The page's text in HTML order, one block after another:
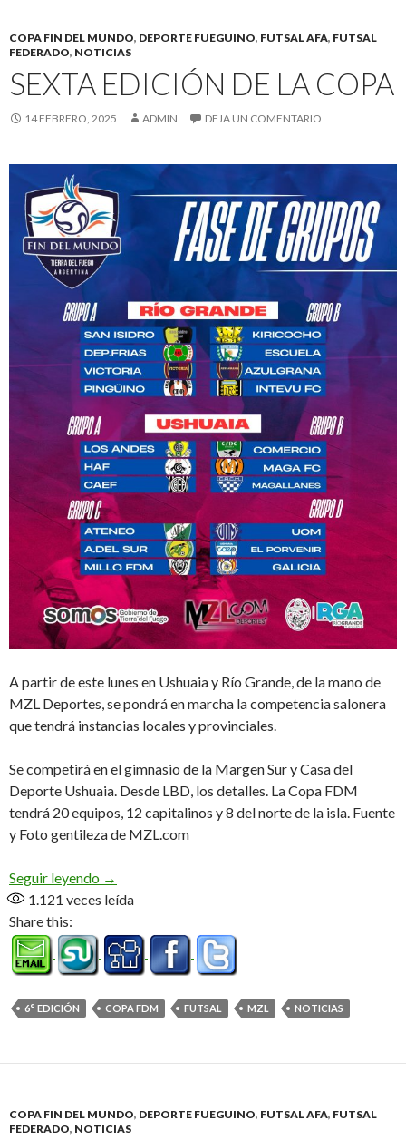
COPA FIN DEL MUNDO, DEPORTE FUEGUINO, FUTSAL AFA, FUTSAL
FEDERADO, NOTICIAS
SEXTA EDICIÓN DE LA COPA
14 FEBRERO, 2025 ADMIN DEJA UN COMENTARIO
A partir de este lunes en Ushuaia y Río Grande, de la mano de
MZL Deportes, se pondrá en marcha la competencia salonera
que tendrá instancias locales y provinciales.
Se competirá en el gimnasio de la Margen Sur y Casa del
Deporte Ushuaia. Desde LBD, los detalles. La Copa FDM
tendrá 20 equipos, 12 capitalinos y 8 del norte de la isla. Fuente
y Foto gentileza de MZL.com
Seguir leyendo Sexta edición de la Copa
→
1.121 veces leída
Share this:
6° EDICIÓN COPA FDM FUTSAL MZL NOTICIAS
COPA FIN DEL MUNDO, DEPORTE FUEGUINO, FUTSAL AFA, FUTSAL
FEDERADO, NOTICIAS